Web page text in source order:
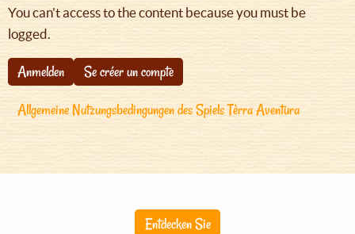
You can't access to the content because you must be
logged.
Anmelden
Se créer un compte
Allgemeine Nutzungsbedingungen des Spiels Tèrra Aventura
Entdecken Sie